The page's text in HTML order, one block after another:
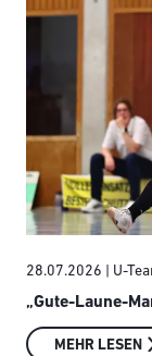
28.07.2026 | U-
„Gute-Laune-
MEHR LESEN